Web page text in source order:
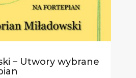
– Utwory wybrane